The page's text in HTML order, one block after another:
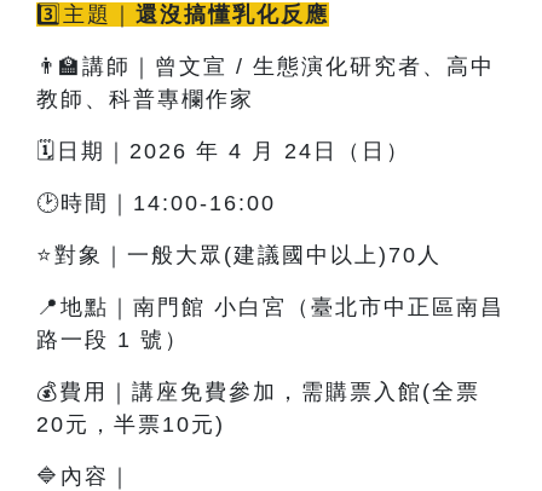
3️⃣主題｜ 還沒搞懂乳化反應
👨‍🏫講師｜曾文宣 / 生態演化研究者、高中
教師、科普專欄作家
🗓️日期｜2026 年 4 月 24日（日）
🕑時間｜14:00-16:00
⭐對象｜一般大眾(建議國中以上)70人
📍地點｜南門館 小白宮（臺北市中正區南昌
路一段 1 號）
💰費用｜講座免費參加，需購票入館(全票
20元，半票10元)
🔷內容 ｜